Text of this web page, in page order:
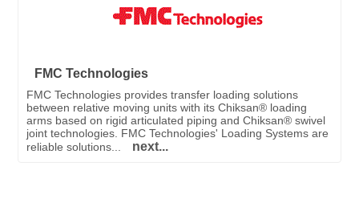
FMC Technologies
FMC Technologies provides transfer loading solutions
between relative moving units with its Chiksan® loading
arms based on rigid articulated piping and Chiksan® swivel
joint technologies. FMC Technologies' Loading Systems are
reliable solutions...
next...